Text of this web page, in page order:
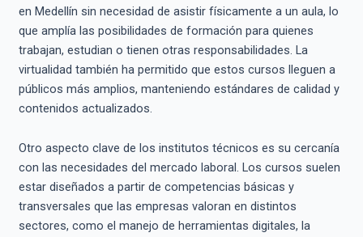
en Medellín sin necesidad de asistir físicamente a un aula, lo
que amplía las posibilidades de formación para quienes
trabajan, estudian o tienen otras responsabilidades. La
virtualidad también ha permitido que estos cursos lleguen a
públicos más amplios, manteniendo estándares de calidad y
contenidos actualizados.
Otro aspecto clave de los institutos técnicos es su cercanía
con las necesidades del mercado laboral. Los cursos suelen
estar diseñados a partir de competencias básicas y
transversales que las empresas valoran en distintos
sectores, como el manejo de herramientas digitales, la